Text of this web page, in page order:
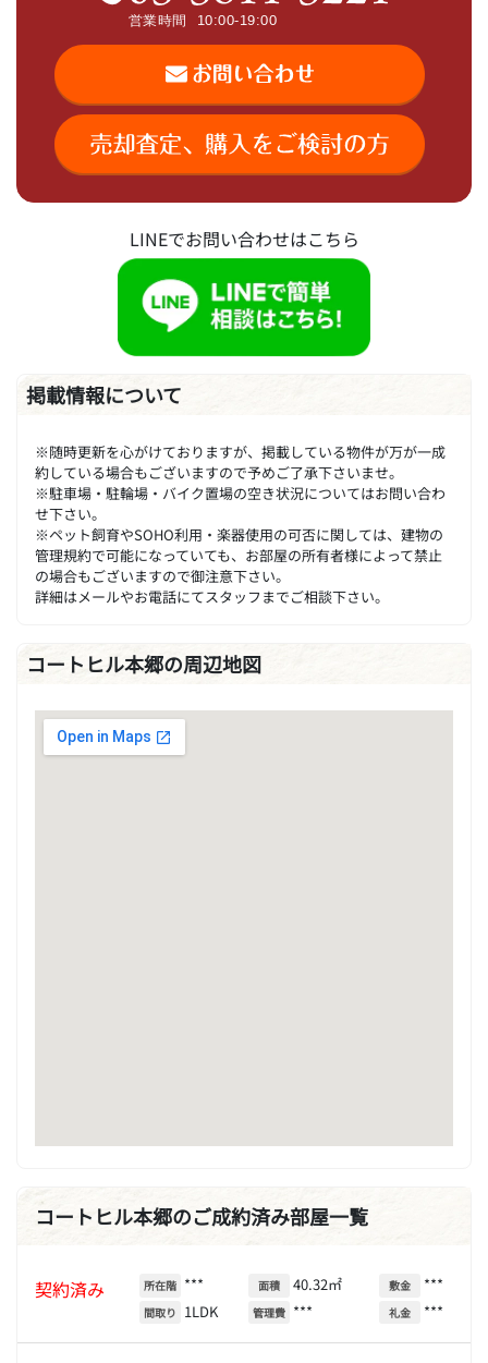
LINEでお問い合わせはこちら
掲載情報について
※随時更新を心がけておりますが、掲載している物件が万が一成
約している場合もございますので予めご了承下さいませ。
※駐車場・駐輪場・バイク置場の空き状況についてはお問い合わ
せ下さい。
※ペット飼育やSOHO利用・楽器使用の可否に関しては、建物の
管理規約で可能になっていても、お部屋の所有者様によって禁止
の場合もございますので御注意下さい。
詳細はメールやお電話にてスタッフまでご相談下さい。
コートヒル本郷の周辺地図
コートヒル本郷のご成約済み部屋一覧
契約済み 所在階 ***
間取り 1LDK
面積 40.32㎡
管理費 ***
敷金 ***
礼金 ***